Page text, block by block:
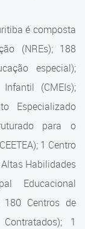
é composta
(NREs); 188
especial);
(CMEIs);
Especializado
para o
1 Centro
Habilidades
Educacional
180 Centros de
1